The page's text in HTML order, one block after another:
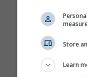
Store
Learn